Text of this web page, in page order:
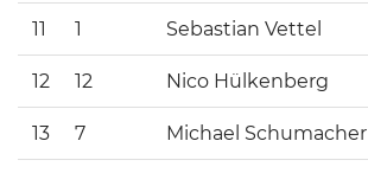
11 1 Sebastian Vettel
12 12 Nico Hülkenberg
13 7 Michael Schumacher